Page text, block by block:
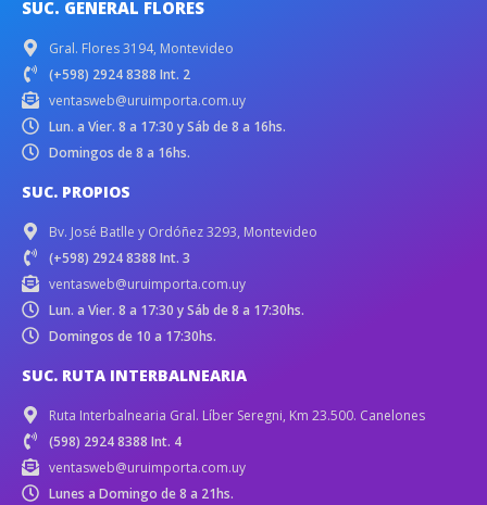
SUC. GENERAL FLORES
Gral. Flores 3194, Montevideo
(+598) 2924 8388 Int. 2
ventasweb@uruimporta.com.uy
Lun. a Vier. 8 a 17:30 y Sáb de 8 a 16hs.
Domingos de 8 a 16hs.
SUC. PROPIOS
Bv. José Batlle y Ordóñez 3293, Montevideo
(+598) 2924 8388 Int. 3
ventasweb@uruimporta.com.uy
Lun. a Vier. 8 a 17:30 y Sáb de 8 a 17:30hs.
Domingos de 10 a 17:30hs.
SUC. RUTA INTERBALNEARIA
Ruta Interbalnearia Gral. Líber Seregni, Km 23.500. Canelones
(598) 2924 8388 Int. 4
ventasweb@uruimporta.com.uy
Lunes a Domingo de 8 a 21hs.